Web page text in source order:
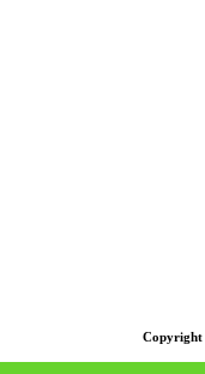
Copyright